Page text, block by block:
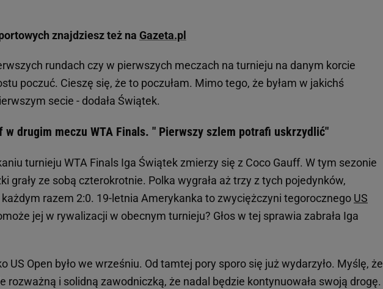
znajdziesz też na Gazeta.pl
rundach czy w pierwszych meczach na turnieju na danym korcie
poczuć. Cieszę się, że to poczułam. Mimo tego, że byłam w jakichś
secie - dodała Świątek.
w drugim meczu WTA Finals. " Pierwszy szlem potrafi uskrzydlić"
turnieju WTA Finals Iga Świątek zmierzy się z Coco Gauff. W tym sezonie
grały ze sobą czterokrotnie. Polka wygrała aż trzy z tych pojedynków,
razem 2:0. 19-letnia Amerykanka to zwyciężczyni tegorocznego US
jej w rywalizacji w obecnym turnieju? Głos w tej sprawia zabrała Iga
US Open było we wrześniu. Od tamtej pory sporo się już wydarzyło. Myślę, że
rozważną i solidną zawodniczką, że nadal będzie kontynuowała swoją drogę.